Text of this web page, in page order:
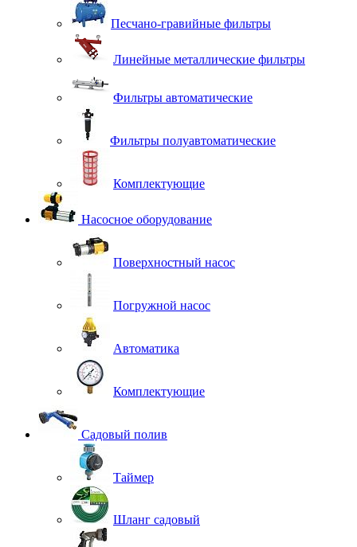
Песчано-гравийные фильтры
Линейные металлические фильтры
Фильтры автоматические
Фильтры полуавтоматические
Комплектующие
Насосное оборудование
Поверхностный насос
Погружной насос
Автоматика
Комплектующие
Садовый полив
Таймер
Шланг садовый